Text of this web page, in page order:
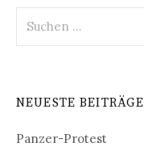
nach:
NEUESTE BEITRÄGE
Panzer-Protest